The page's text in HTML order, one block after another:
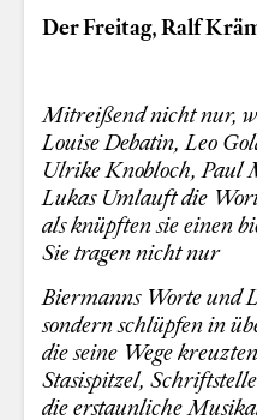
Der Freitag, Ralf
Mitreißend nicht nur,
Louise Debatin, Leo
Ulrike Knobloch, Paul
Lukas Umlauft die
als knüpften sie einen
Sie tragen nicht nur
Biermanns Worte und
sondern schlüpfen in
die seine Wege
Stasispitzel,
die erstaunliche